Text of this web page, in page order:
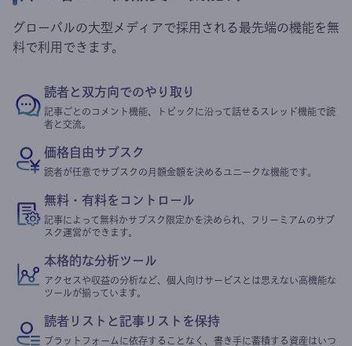
グローバルの大型メディアで採用される最先端の機能を無
料で利用できます。
読者と双方向でのやり取り
記事ごとのコメント機能、トピックに沿って話せるスレッド機能で読
者と交流。
価格自由サブスク
読者が任意でサブスクの月額金額を決めるユニークな機能です。
無料・有料をコントロール
記事によって無料かサブスク限定かを決められ、フリーミアムのサブ
スク運営ができます。
本格的な分析ツール
アクセスや収益の分析など、個人向けサービスとは思えない高機能な
ツールが揃っています。
読者リストと記事リストを保持
プラットフォームに依存することなく、書き手に蓄積する資産はいつ